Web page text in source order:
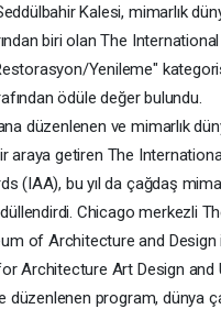
Kalesi, mimarlık
biri olan The
Yenileme"
ödüle değer bulundu.
düzenlenen ve mimarlık
araya getiren The
(IAA), bu yıl da çağdaş
Chicago merkezli
of Architecture and Design
Architecture Art Design and
düzenlenen program, dünya